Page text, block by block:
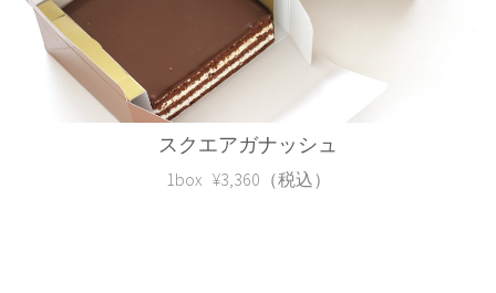
スクエアガナッシュ
1box ¥3,360（税込）